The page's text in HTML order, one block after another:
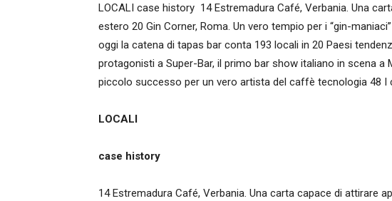
LOCALI case history 14 Estremadura Café, Verbania. Una
estero 20 Gin Corner, Roma. Un vero tempio per i “gin-
oggi la catena di tapas bar conta 193 locali in 20 Paesi
protagonisti a Super-Bar, il primo bar show italiano in scena a
piccolo successo per un vero artista del caffè tecnologia 48 I
LOCALI
case history
14 Estremadura Café, Verbania. Una carta capace di attirare